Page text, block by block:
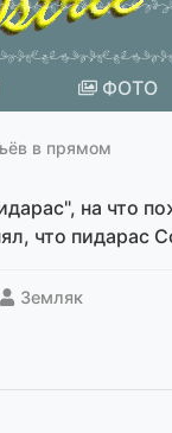
ФОТО
в прямом
на что
что пидарас
Земляк